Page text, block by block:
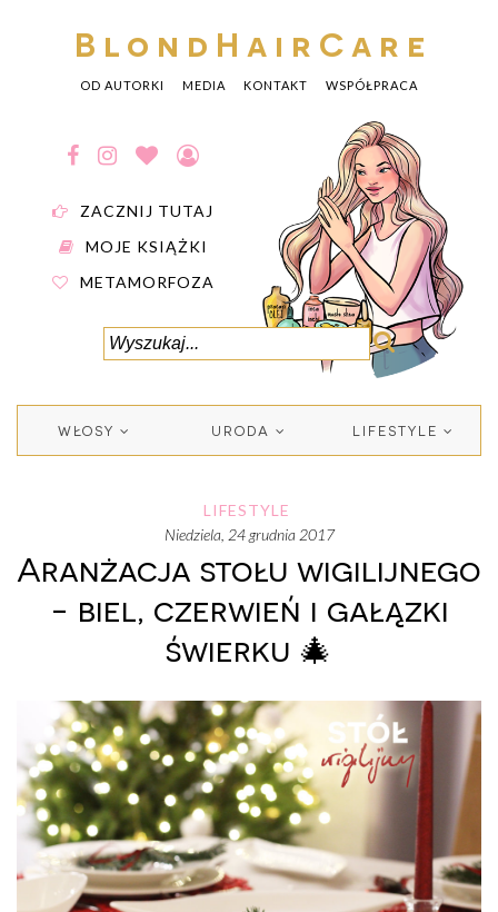
BlondHairCare
OD AUTORKI MEDIA KONTAKT WSPÓŁPRACA
ZACZNIJ TUTAJ
MOJE KSIĄŻKI
METAMORFOZA
WŁOSY URODA LIFESTYLE
LIFESTYLE
niedziela, 24 grudnia 2017
Aranżacja stołu wigilijnego
- biel, czerwień i gałązki
świerku 🎄